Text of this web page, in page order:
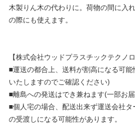
木製りん木の代わりに。荷物の間に入
の際にも使えます。
【株式会社ウッドプラスチックテクノ
■運送の都合上、送料が割高になる可
いたしますのでご確認ください)
■離島への発送はでき兼ねます(一部お
■個人宅の場合、配送出来ず運送会社
の受渡しになる可能性があります。